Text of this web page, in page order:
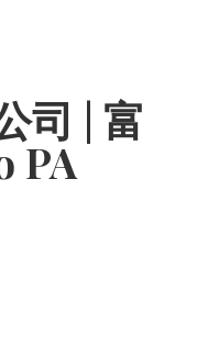
司 | 富
PA